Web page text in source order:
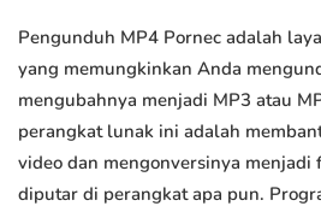
Pengunduh MP4 Pornec adalah
yang memungkinkan Anda
mengubahnya menjadi MP3 atau
perangkat lunak ini adalah
video dan mengonversinya menjadi
diputar di perangkat apa pun.